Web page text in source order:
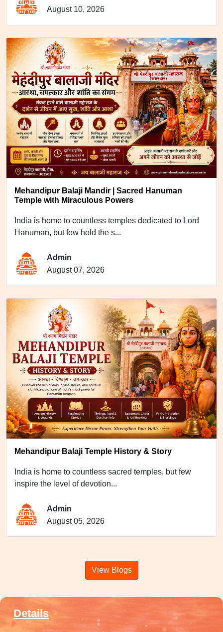
August 10, 2026
Mehandipur Balaji Mandir | Sacred Hanuman
Temple with Miraculous Powers
India is home to countless temples dedicated to Lord
Hanuman, but few hold the s...
Admin
August 07, 2026
Mehandipur Balaji Temple History & Story
India is home to countless sacred temples, but few
inspire the level of devotion...
Admin
August 05, 2026
View Blogs
Details